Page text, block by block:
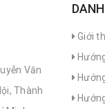
Văn
Thành
Giới